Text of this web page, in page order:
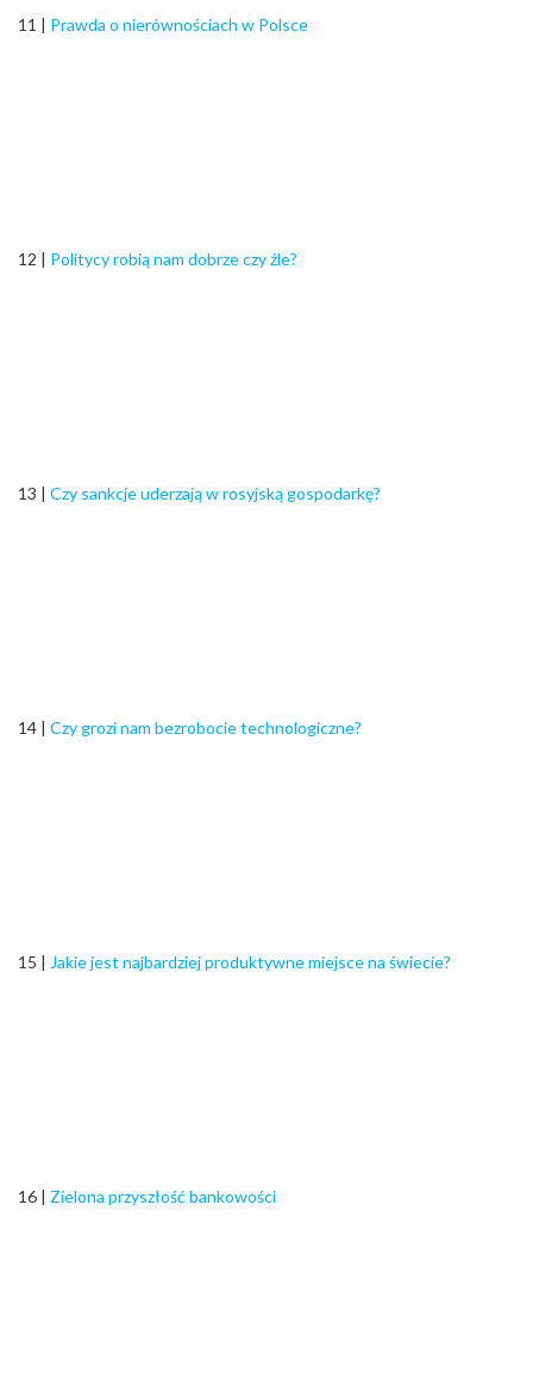
11 | Prawda o nierównościach w Polsce
12 | Politycy robią nam dobrze czy źle?
13 | Czy sankcje uderzają w rosyjską gospodarkę?
14 | Czy grozi nam bezrobocie technologiczne?
15 | Jakie jest najbardziej produktywne miejsce na świecie?
16 | Zielona przyszłość bankowości